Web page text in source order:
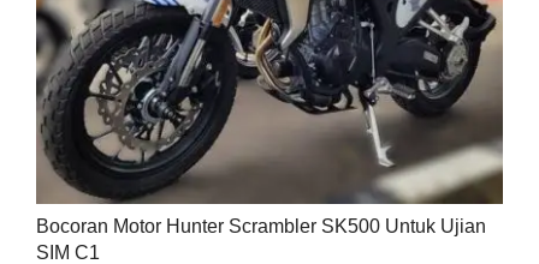
Bocoran Motor Hunter Scrambler SK500 Untuk Ujian
SIM C1